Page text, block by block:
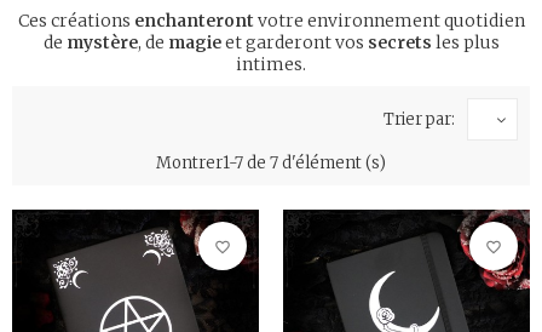
Ces créations enchanteront votre environnement quotidien
de mystère, de magieet garderont vos secrets les plus
intimes.
Trier par:
Montrer1-7 de 7 d'élément (s)
favorite_border favorite_border